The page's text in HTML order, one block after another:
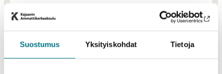
Suostumus Yksityiskohdat Tietoja
koulutuksen ympärille, kertoo projektipäällikköTanja
KorhonenKajaanin ammattikorkeakoulusta.
Kansainvälistä verkostoa on kasvatettu muun muassa